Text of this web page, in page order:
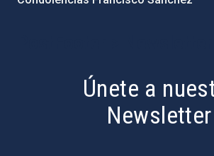
Únete a
Newsletter